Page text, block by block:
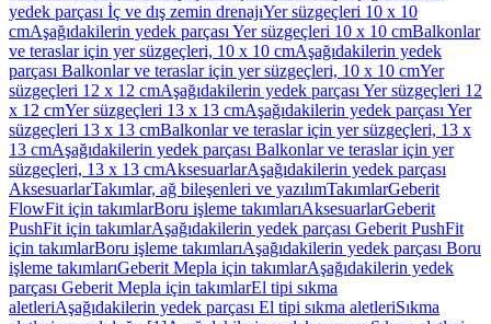
yedek parçası İç ve dış zemin drenajıYer süzgeçleri 10 x 10
cmAşağıdakilerin yedek parçası Yer süzgeçleri 10 x 10 cmBalkonlar
ve teraslar için yer süzgeçleri, 10 x 10 cmAşağıdakilerin yedek
parçası Balkonlar ve teraslar için yer süzgeçleri, 10 x 10 cmYer
süzgeçleri 12 x 12 cmAşağıdakilerin yedek parçası Yer süzgeçleri 12
x 12 cmYer süzgeçleri 13 x 13 cmAşağıdakilerin yedek parçası Yer
süzgeçleri 13 x 13 cmBalkonlar ve teraslar için yer süzgeçleri, 13 x
13 cmAşağıdakilerin yedek parçası Balkonlar ve teraslar için yer
süzgeçleri, 13 x 13 cmAksesuarlarAşağıdakilerin yedek parçası
AksesuarlarTakımlar, ağ bileşenleri ve yazılımTakımlarGeberit
FlowFit için takımlarBoru işleme takımlarıAksesuarlarGeberit
PushFit için takımlarAşağıdakilerin yedek parçası Geberit PushFit
için takımlarBoru işleme takımlarıAşağıdakilerin yedek parçası Boru
işleme takımlarıGeberit Mepla için takımlarAşağıdakilerin yedek
parçası Geberit Mepla için takımlarEl tipi sıkma
aletleriAşağıdakilerin yedek parçası El tipi sıkma aletleriSıkma